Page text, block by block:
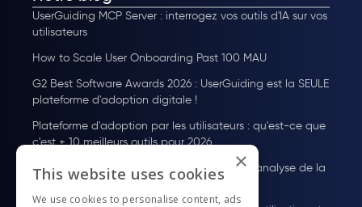
UserGuiding MCP Server : interrogez vos outils d'IA sur vos
utilisateurs
How to Scale User Onboarding Past 100 MAU
G2 Best Software Awards 2026 : UserGuiding est la SEULE
plateforme d'adoption digitale !
Plateforme d'adoption par les utilisateurs : qu'est-ce que
c'est + 10 meilleurs outils pour 2026
Guide des Tarifs de Pendo : Plans, coûts et analyse de la
valeur
×
This website uses cookies
We use cookies to personalise content, ads